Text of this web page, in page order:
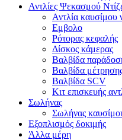
Αντλίες Ψεκασμού
Αντλία καυσίμου
Εμβολο
Ρότορας κεφαλής
Δίσκος κάμερας
Βαλβίδα
Βαλβίδα
Βαλβίδα SCV
Κιτ επισκευής
Σωλήνας
Σωλήνας
Εξοπλισμός δοκιμής
Άλλα μέρη